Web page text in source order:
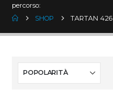
percorso:
SHOP
TARTAN 426